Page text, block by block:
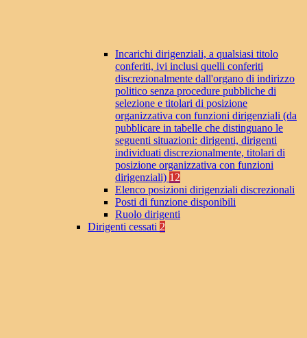
Incarichi dirigenziali, a qualsiasi titolo
conferiti, ivi inclusi quelli conferiti
discrezionalmente dall'organo di indirizzo
politico senza procedure pubbliche di
selezione e titolari di posizione
organizzativa con funzioni dirigenziali (da
pubblicare in tabelle che distinguano le
seguenti situazioni: dirigenti, dirigenti
individuati discrezionalmente, titolari di
posizione organizzativa con funzioni
dirigenziali) 12
Elenco posizioni dirigenziali discrezionali
Posti di funzione disponibili
Ruolo dirigenti
Dirigenti cessati 2